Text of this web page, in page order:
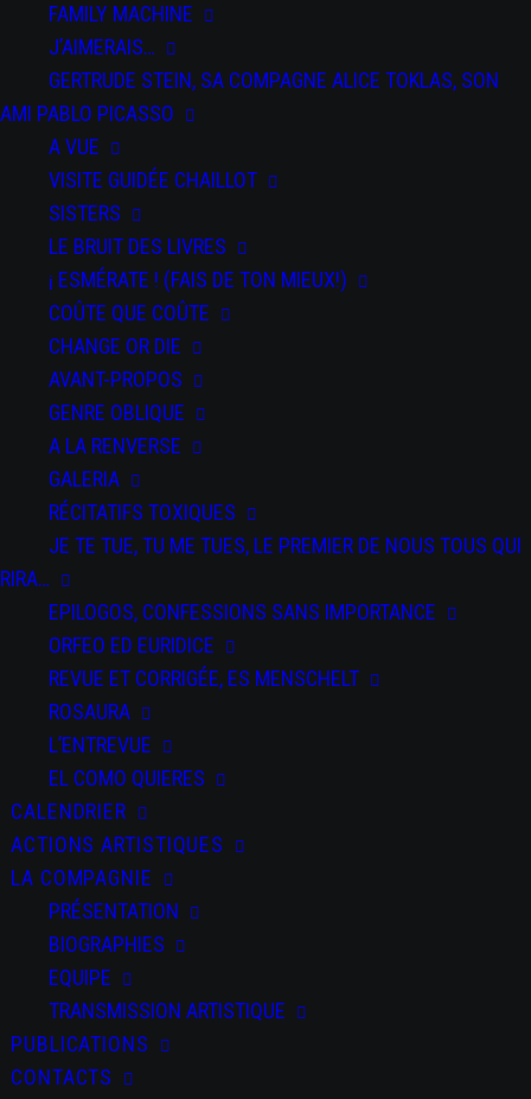
FAMILY MACHINE
J’AIMERAIS…
GERTRUDE STEIN, SA COMPAGNE ALICE TOKLAS, SON
AMI PABLO PICASSO
A VUE
VISITE GUIDÉE CHAILLOT
SISTERS
LE BRUIT DES LIVRES
¡ ESMÉRATE ! (FAIS DE TON MIEUX!)
COÛTE QUE COÛTE
CHANGE OR DIE
AVANT-PROPOS
GENRE OBLIQUE
A LA RENVERSE
GALERIA
RÉCITATIFS TOXIQUES
JE TE TUE, TU ME TUES, LE PREMIER DE NOUS TOUS QUI
RIRA…
EPILOGOS, CONFESSIONS SANS IMPORTANCE
ORFEO ED EURIDICE
REVUE ET CORRIGÉE, ES MENSCHELT
ROSAURA
L’ENTREVUE
EL COMO QUIERES
CALENDRIER
ACTIONS ARTISTIQUES
LA COMPAGNIE
PRÉSENTATION
BIOGRAPHIES
EQUIPE
TRANSMISSION ARTISTIQUE
PUBLICATIONS
CONTACTS
La Machinerie - Vénissieux
DU 07 JAN 2026AU 09 FÉV 2026
La Filature, Scène Nationale - Mulhouse
Festival Kidanse - L'Échangeur CDCN de Château-Thierry
DU 02 AU 03 AVR 2026
DU 09 AU 11 AVR 2026
Auditorium Jean-Pierre Miquel - Ville de Vincennes
DU 12 AU 13 AVR 2026
Centre des Bords de Marne - Le Perreux-sur-Marne